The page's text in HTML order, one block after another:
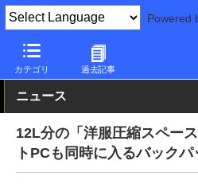
Powered
カテゴリ 過去記事
PC Watch 半導体/周辺機器
ニュース
12L分の「洋服圧縮スペー
トPCも同時に入るバックパ